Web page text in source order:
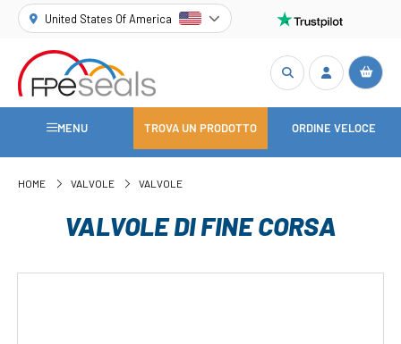
United States Of America
MENU TROVA UN PRODOTTO ORDINE VELOCE
HOME VALVOLE VALVOLE
VALVOLE DI FINE CORSA